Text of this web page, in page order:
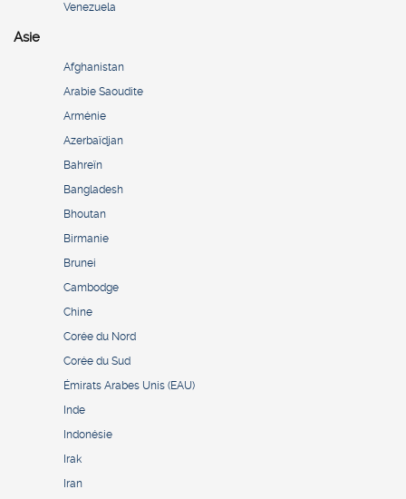
Venezuela
Asie
Afghanistan
Arabie Saoudite
Arménie
Azerbaïdjan
Bahreïn
Bangladesh
Bhoutan
Birmanie
Brunei
Cambodge
Chine
Corée du Nord
Corée du Sud
Émirats Arabes Unis (EAU)
Inde
Indonésie
Irak
Iran